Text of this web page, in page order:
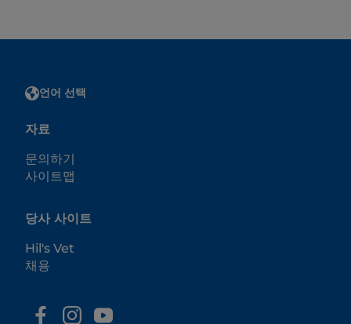
언어 선택
자료
문의하기
사이트맵
당사 사이트
Hil's Vet
채용